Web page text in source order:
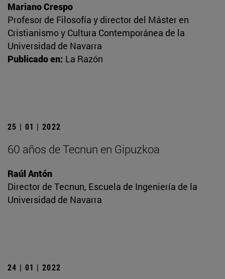
Mariano Crespo
Profesor de Filosofía y director del Máster en
Cristianismo y Cultura Contemporánea de la
Universidad de Navarra
Publicado en: La Razón
25 | 01 | 2022
60 años de Tecnun en Gipuzkoa
Raúl Antón
Director de Tecnun, Escuela de Ingeniería de la
Universidad de Navarra
24 | 01 | 2022